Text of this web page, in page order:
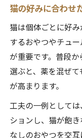
猫の好みに合わせ
猫は個体ごとに好
するおやつやチュ
が重要です。普段
選ぶと、薬を混ぜ
が高まります。
工夫の一例として
ションし、猫が飽
なしのおやつを交